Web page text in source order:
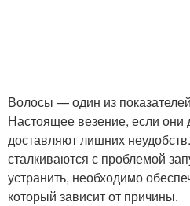
Волосы — один из
Настоящее везение, если
доставляют лишних
сталкиваются с проблемой
устранить, необходимо
который зависит от причины.